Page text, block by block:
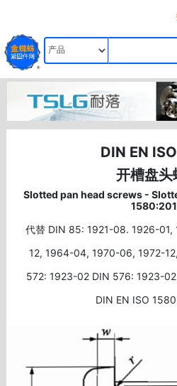
DIN EN
开槽盘头
Slotted pan head screws -
代替 DIN 85: 1921-08. 1926-
12, 1964-04, 1970-06, 1972-
572: 1923-02 DIN 576: 1923-
DIN EN ISO